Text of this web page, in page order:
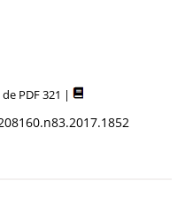
PDF 321 |